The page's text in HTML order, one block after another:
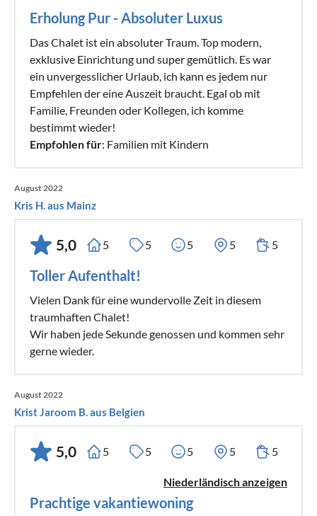
Erholung Pur - Absoluter Luxus
Das Chalet ist ein absoluter Traum. Top modern,
exklusive Einrichtung und super gemütlich. Es war
ein unvergesslicher Urlaub, ich kann es jedem nur
Empfehlen der eine Auszeit braucht. Egal ob mit
Familie, Freunden oder Kollegen, ich komme
bestimmt wieder!
Empfohlen für: Familien mit Kindern
August 2022
Kris H. aus Mainz
5,0 5 5 5 5 5
Toller Aufenthalt!
Vielen Dank für eine wundervolle Zeit in diesem
traumhaften Chalet!
Wir haben jede Sekunde genossen und kommen sehr
gerne wieder.
August 2022
Krist Jaroom B. aus Belgien
5,0 5 5 5 5 5
Niederländisch anzeigen
Prachtige vakantiewoning